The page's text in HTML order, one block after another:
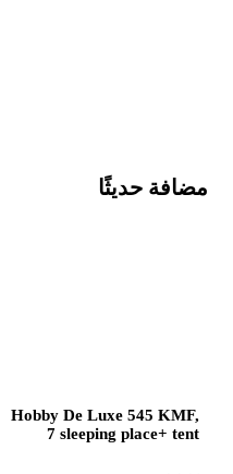
مضافة حديثًا
Hobby De Luxe 545 KMF,
7 sleeping place+ tent